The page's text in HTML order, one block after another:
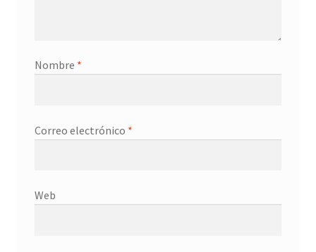
Nombre *
Correo electrónico *
Web